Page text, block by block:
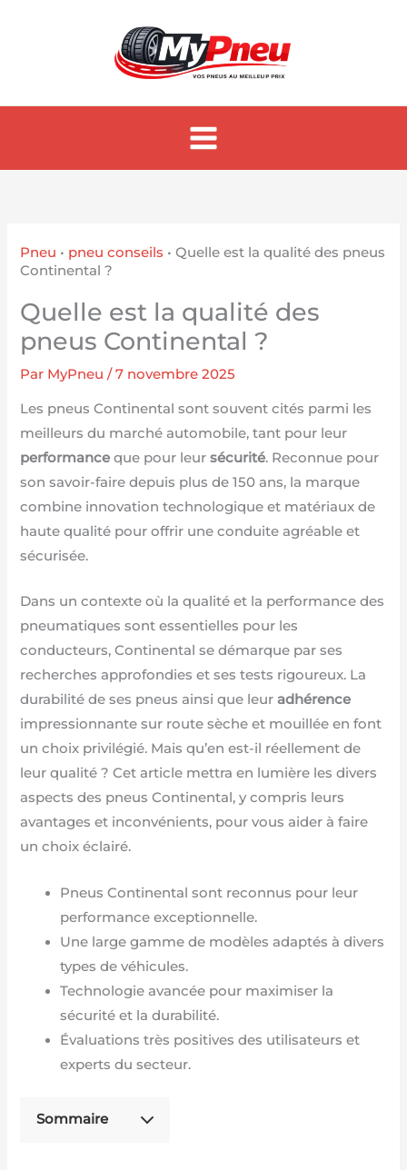
Pneu • pneu conseils •Quelle est la qualité des pneus
Continental ?
Quelle est la qualité des
pneus Continental ?
Par MyPneu/7 novembre 2025
Les pneus Continental sont souvent cités parmi les
meilleurs du marché automobile, tant pour leur
performance que pour leursécurité. Reconnue pour
son savoir-faire depuis plus de 150 ans, la marque
combine innovation technologique et matériaux de
haute qualité pour offrir une conduite agréable et
sécurisée.
Dans un contexte où la qualité et la performance des
pneumatiques sont essentielles pour les
conducteurs, Continental se démarque par ses
recherches approfondies et ses tests rigoureux. La
durabilité de ses pneus ainsi que leuradhérence
impressionnante sur route sèche et mouillée en font
un choix privilégié. Mais qu’en est-il réellement de
leur qualité ? Cet article mettra en lumière les divers
aspects des pneus Continental, y compris leurs
avantages et inconvénients, pour vous aider à faire
un choix éclairé.
Pneus Continental sont reconnus pour leur
performance exceptionnelle.
Une large gamme de modèles adaptés à divers
types de véhicules.
Technologie avancée pour maximiser la
sécurité et la durabilité.
Évaluations très positives des utilisateurs et
experts du secteur.
Sommaire